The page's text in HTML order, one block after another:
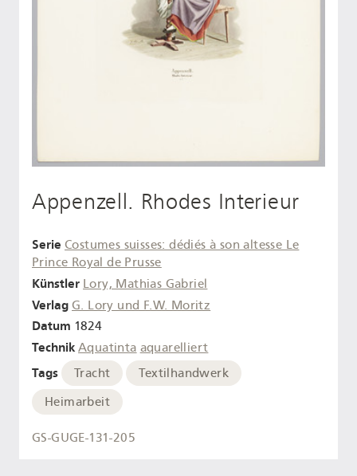
Appenzell. Rhodes Interieur
Serie Costumes suisses: dédiés à son altesse Le
Prince Royal de Prusse
Künstler Lory, Mathias Gabriel
Verlag G. Lory und F.W. Moritz
Datum 1824
Technik Aquatinta aquarelliert
Tags Tracht
Textilhandwerk
Heimarbeit
GS-GUGE-131-205